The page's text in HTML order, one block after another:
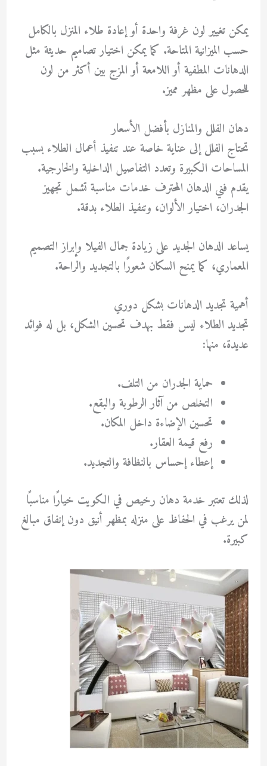
يمكن تغيير لون غرفة واحدة أو إعادة طلاء المنزل بالكامل
حسب الميزانية المتاحة. كما يمكن اختيار تصاميم حديثة مثل
الدهانات المطفية أو اللامعة أو المزج بين أكثر من لون
للحصول على مظهر مميز.
دهان الفلل والمنازل بأفضل الأسعار
تحتاج الفلل إلى عناية خاصة عند تنفيذ أعمال الطلاء بسبب
المساحات الكبيرة وتعدد التفاصيل الداخلية والخارجية.
يقدم فني الدهان المحترف خدمات مناسبة تشمل تجهيز
الجدران، اختيار الألوان، وتنفيذ الطلاء بدقة.
يساعد الدهان الجديد على زيادة جمال الفيلا وإبراز التصميم
المعماري، كما يمنح السكان شعورًا بالتجديد والراحة.
أهمية تجديد الدهانات بشكل دوري
تجديد الطلاء ليس فقط بهدف تحسين الشكل، بل له فوائد
عديدة، منها:
حماية الجدران من التلف.
التخلص من آثار الرطوبة والبقع.
تحسين الإضاءة داخل المكان.
رفع قيمة العقار.
إعطاء إحساس بالنظافة والتجديد.
لذلك تعتبر خدمة دهان رخيص في الكويت خيارًا مناسبًا
لمن يرغب في الحفاظ على منزله بمظهر أنيق دون إنفاق مبالغ
كبيرة.